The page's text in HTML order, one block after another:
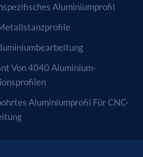
Aluminiumprofil
Von 4040 Aluminium-
Aluminiumprofil Für CNC-